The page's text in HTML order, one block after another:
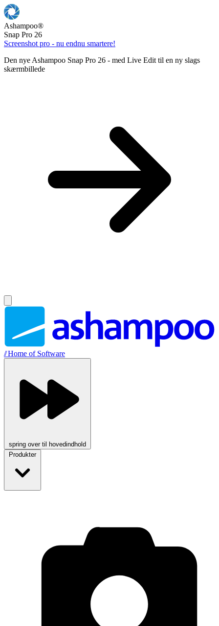
Ashampoo®
Snap Pro 26
Screenshot pro - nu endnu smartere!
Den nye Ashampoo Snap Pro 26 - med Live Edit til en ny slags
skærmbillede
//Home of Software
spring over til hovedindhold
Produkter